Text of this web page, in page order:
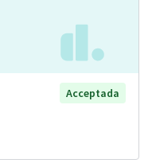
Acceptada